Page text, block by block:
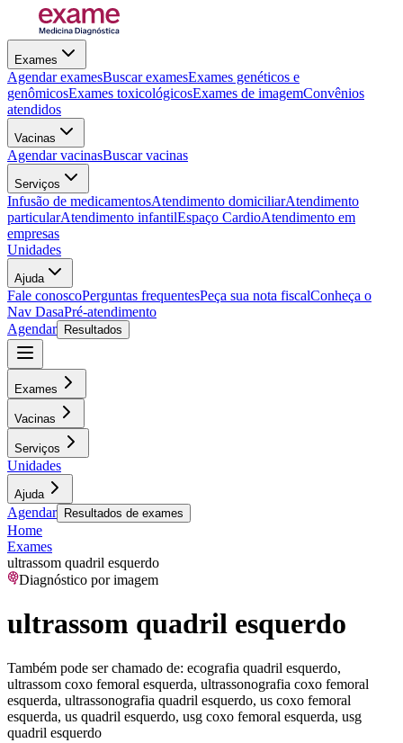
Exames
Agendar examesBuscar examesExames genéticos e
genômicosExames toxicológicosExames de imagemConvênios
atendidos
Vacinas
Agendar vacinasBuscar vacinas
Serviços
Infusão de medicamentosAtendimento domiciliarAtendimento
particularAtendimento infantilEspaço CardioAtendimento em
empresas
Unidades
Ajuda
Fale conoscoPerguntas frequentesPeça sua nota fiscalConheça o
Nav DasaPré-atendimento
Agendar
Resultados
Exames
Vacinas
Serviços
Unidades
Ajuda
Agendar Resultados de exames
Home
Exames
ultrassom quadril esquerdo
Diagnóstico por imagem
ultrassom quadril esquerdo
Também pode ser chamado de: ecografia quadril esquerdo,
ultrassom coxo femoral esquerda, ultrassonografia coxo femoral
esquerda, ultrassonografia quadril esquerdo, us coxo femoral
esquerda, us quadril esquerdo, usg coxo femoral esquerda, usg
quadril esquerdo